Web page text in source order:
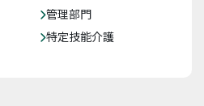
管理部門
特定技能介護